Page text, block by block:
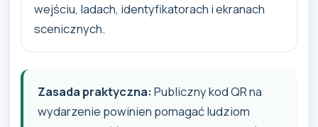
wejściu, ladach, identyfikatorach i ekranach
scenicznych.
Zasada praktyczna: Publiczny kod QR na
wydarzenie powinien pomagać ludziom